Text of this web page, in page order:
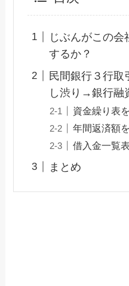
じぶんがこの会
するか？
民間銀行３行取
し渋り→銀行融
資金繰り表
年間返済額
借入金一覧
まとめ